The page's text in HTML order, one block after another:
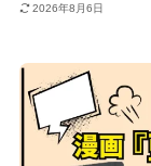
2026年8月6日